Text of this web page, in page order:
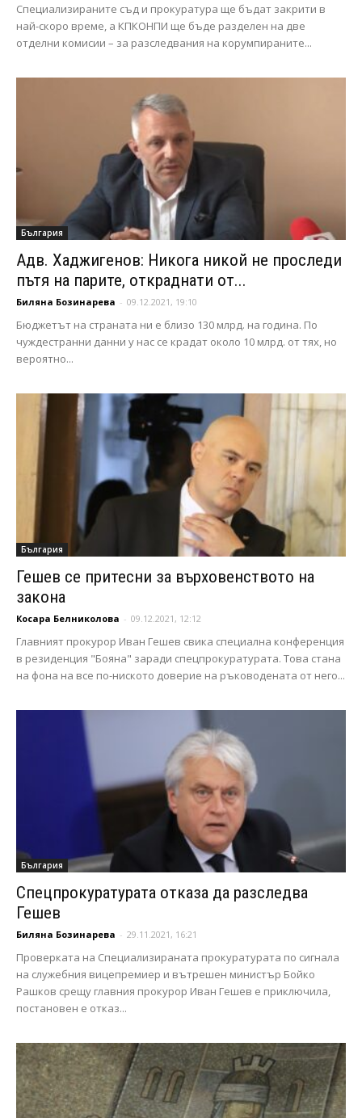
Специализираните съд и прокуратура ще бъдат закрити в
най-скоро време, а КПКОНПИ ще бъде разделен на две
отделни комисии – за разследвания на корумпираните...
България
Адв. Хаджигенов: Никога никой не проследи
пътя на парите, откраднати от...
Биляна Бозинарева - 09.12.2021, 19:10
Бюджетът на страната ни е близо 130 млрд. на година. По
чуждестранни данни у нас се крадат около 10 млрд. от тях, но
вероятно...
България
Гешев се притесни за върховенството на
закона
Косара Белниколова - 09.12.2021, 12:12
Главният прокурор Иван Гешев свика специална конференция
в резиденция "Бояна" заради спецпрокуратурата. Това стана
на фона на все по-ниското доверие на ръководената от него...
България
Спецпрокуратурата отказа да разследва
Гешев
Биляна Бозинарева - 29.11.2021, 16:21
Проверката на Специализираната прокуратурата по сигнала
на служебния вицепремиер и вътрешен министър Бойко
Рашков срещу главния прокурор Иван Гешев е приключила,
постановен е отказ...